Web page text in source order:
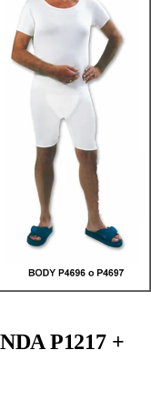
P1217 +